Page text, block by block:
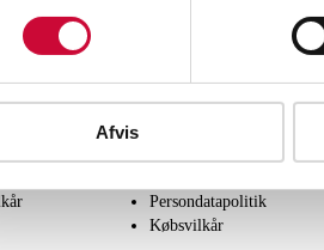
Afvis
Persondatapolitik
Købsvilkår